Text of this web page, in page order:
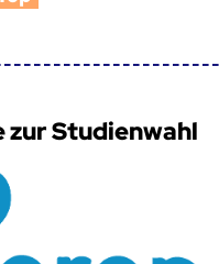
zur Studienwahl